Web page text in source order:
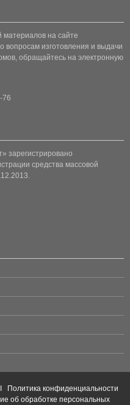
материалов на сайте
вопросам изготовления и выдачи
обращайтесь на электронную
76
зарегистрировано
средства массовой
Политика конфиденциальности
об обработке персональных